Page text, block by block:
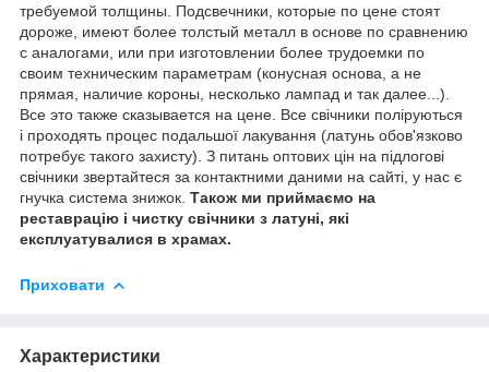
требуемой толщины. Подсвечники, которые по цене стоят
дороже, имеют более толстый металл в основе по сравнению
с аналогами, или при изготовлении более трудоемки по
своим техническим параметрам (конусная основа, а не
прямая, наличие короны, несколько лампад и так далее...).
Все это также сказывается на цене. Все свічники поліруються
і проходять процес подальшої лакування (латунь обов'язково
потребує такого захисту). З питань оптових цін на підлогові
свічники звертайтеся за контактними даними на сайті, у нас є
гнучка система знижок. Також ми приймаємо на
реставрацію і чистку свічники з латуні, які
експлуатувалися в храмах.
Приховати
Характеристики